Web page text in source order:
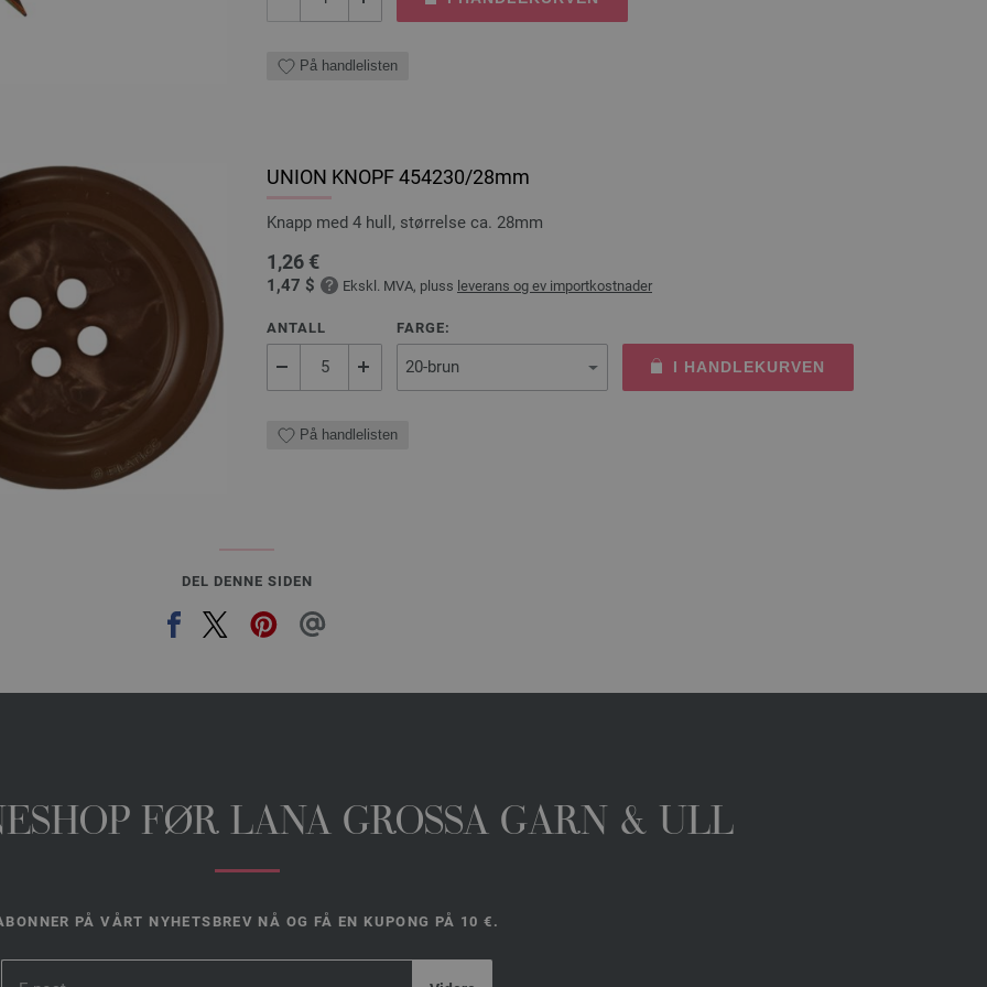
På handlelisten
UNION KNOPF 454230/28mm
Knapp med 4 hull, størrelse ca. 28mm
1,26 €
1,47 $ Ekskl. MVA, pluss leverans og ev importkostnader
ANTALL FARGE:
I HANDLEKURVEN
På handlelisten
DEL DENNE SIDEN
FØR LANA GROSSA GARN & ULL
PÅ VÅRT NYHETSBREV NÅ OG FÅ EN KUPONG PÅ 10 €.